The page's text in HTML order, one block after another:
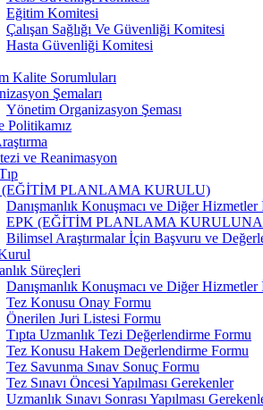
Eğitim Komitesi
Çalışan Sağlığı Ve Güvenliği Komitesi
Hasta Güvenliği Komitesi
Kalite Sorumluları
Şemaları
Yönetim Organizasyon Şeması
Politikamız
ve Reanimasyon
(EĞİTİM PLANLAMA KURULU)
Danışmanlık Konuşmacı ve Diğer
EPK (EĞİTİM PLANLAMA KURULUNA
Bilimsel Araştırmalar İçin Başvuru ve
Süreçleri
Danışmanlık Konuşmacı ve Diğer
Tez Konusu Onay Formu
Önerilen Juri Listesi Formu
Tıpta Uzmanlık Tezi Değerlendirme Formu
Tez Konusu Hakem Değerlendirme Formu
Tez Savunma Sınav Sonuç Formu
Tez Sınavı Öncesi Yapılması Gerekenler
Uzmanlık Sınavı Sonrası Yapılması